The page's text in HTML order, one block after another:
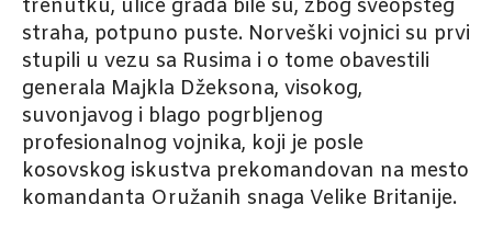
trenutku, ulice grada bile su, zbog sveopšteg
straha, potpuno puste. Norveški vojnici su prvi
stupili u vezu sa Rusima i o tome obavestili
generala Majkla Džeksona, visokog,
suvonjavog i blago pogrbljenog
profesionalnog vojnika, koji je posle
kosovskog iskustva prekomandovan na mesto
komandanta Oružanih snaga Velike Britanije.